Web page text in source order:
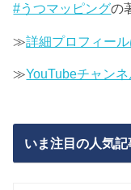
#うつマッピングの
≫詳細プロフィー
≫YouTubeチャン
いま注目の人気記